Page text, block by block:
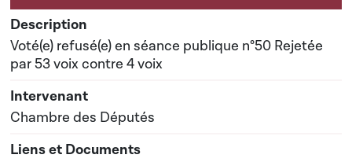
Voté(e) refusé(e) en séance publique n°50 Rejetée
par 53 voix contre 4 voix
Chambre des Députés